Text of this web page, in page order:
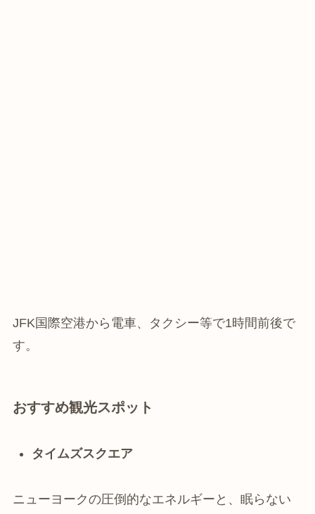
JFK国際空港から電車、タクシー等で1時間前後で
す。
おすすめ観光スポット
タイムズスクエア
ニューヨークの圧倒的なエネルギーと、眠らない